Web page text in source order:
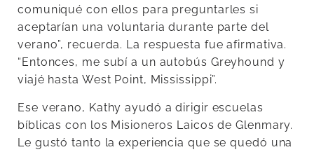
comuniqué con ellos para preguntarles si
aceptarían una voluntaria durante parte del
verano”, recuerda. La respuesta fue afirmativa.
“Entonces, me subí a un autobús Greyhound y
viajé hasta West Point, Mississippi”.
Ese verano, Kathy ayudó a dirigir escuelas
bíblicas con los Misioneros Laicos de Glenmary.
Le gustó tanto la experiencia que se quedó una